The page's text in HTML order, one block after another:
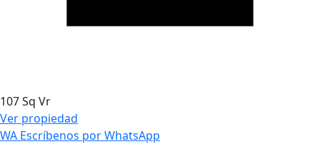
107 Sq Vr
Ver propiedad
WA Escríbenos por WhatsApp